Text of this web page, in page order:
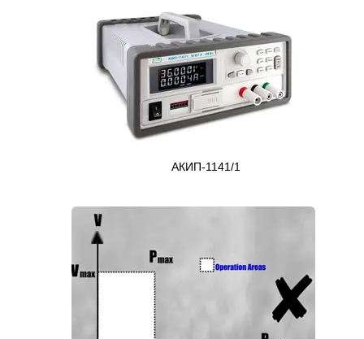
АКИП-1141/1